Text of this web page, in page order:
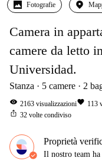
Fotografie
Camera in
camere da letto
Universidad.
Stanza 5 camere 2
visibility 2163 visualizzazionifavorite 113
ios_share 32 volte condiviso
Proprietà
Il nostro team